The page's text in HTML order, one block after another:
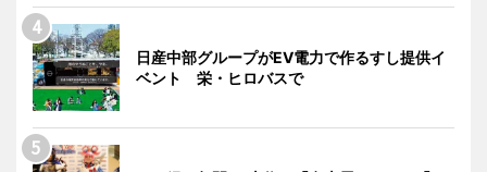
日産中部グループがEV電力で作るすし提供イ
ベント 栄・ヒロバスで